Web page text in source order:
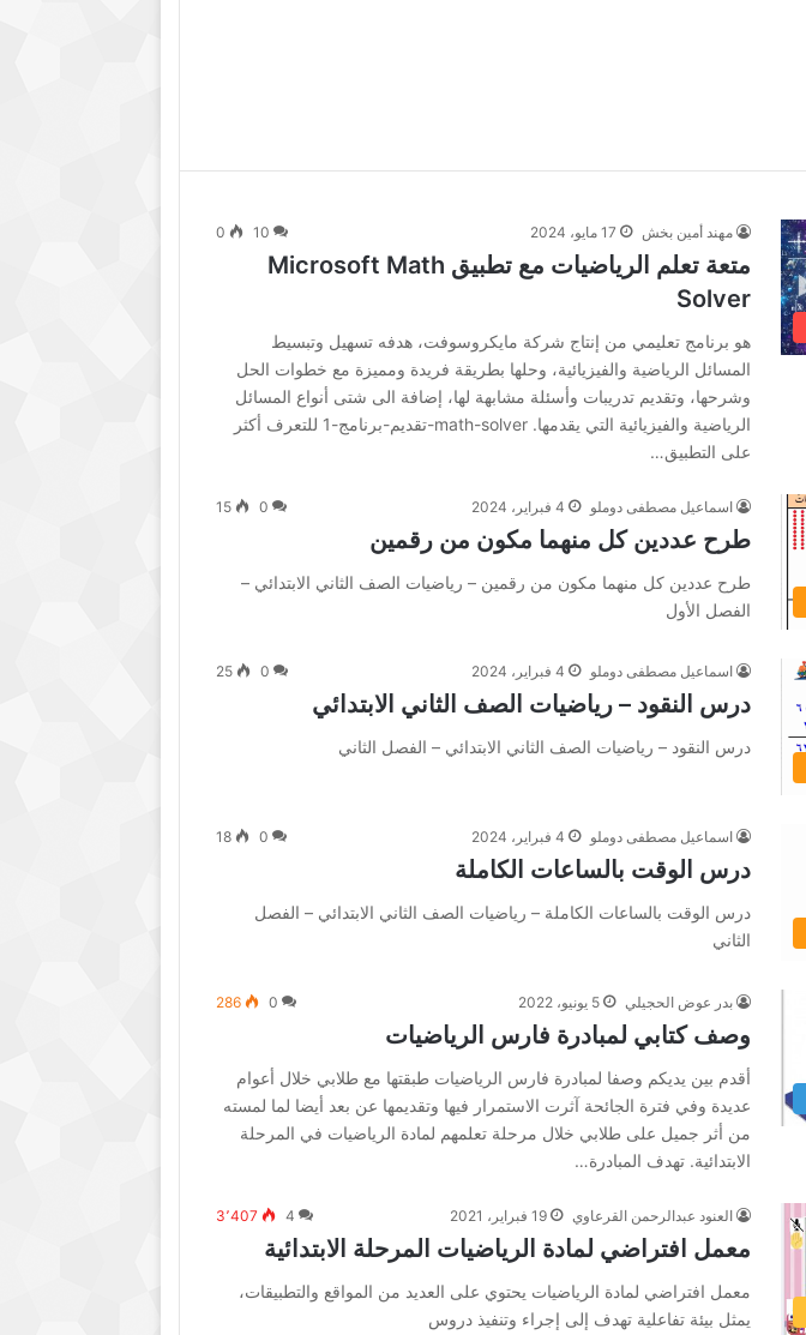
مهند أمين بخش 17 مايو، 2024 10
0
متعة تعلم الرياضيات مع تطبيق Microsoft Math
Solver
هو برنامج تعليمي من إنتاج شركة مايكروسوفت، هدفه تسهيل وتبسيط
المسائل الرياضية والفيزيائية، وحلها بطريقة فريدة ومميزة مع خطوات الحل
وشرحها، وتقديم تدريبات وأسئلة مشابهة لها، إضافة الى شتى أنواع المسائل
الرياضية والفيزيائية التي يقدمها. math-solver-تقديم-برنامج-1 للتعرف أكثر
على التطبيق…
اسماعيل مصطفى دوملو 4 فبراير، 2024 0
15
طرح عددين كل منهما مكون من رقمين
طرح عددين كل منهما مكون من رقمين – رياضيات الصف الثاني الابتدائي –
الفصل الأول
اسماعيل مصطفى دوملو 4 فبراير، 2024 0
25
درس النقود – رياضيات الصف الثاني الابتدائي
درس النقود – رياضيات الصف الثاني الابتدائي – الفصل الثاني
اسماعيل مصطفى دوملو 4 فبراير، 2024 0
18
درس الوقت بالساعات الكاملة
درس الوقت بالساعات الكاملة – رياضيات الصف الثاني الابتدائي – الفصل
الثاني
بدر عوض الحجيلي 5 يونيو، 2022 0
286
وصف كتابي لمبادرة فارس الرياضيات
أقدم بين يديكم وصفا لمبادرة فارس الرياضيات طبقتها مع طلابي خلال أعوام
عديدة وفي فترة الجائحة آثرت الاستمرار فيها وتقديمها عن بعد أيضا لما لمسته
من أثر جميل على طلابي خلال مرحلة تعلمهم لمادة الرياضيات في المرحلة
الابتدائية. تهدف المبادرة…
العنود عبدالرحمن القرعاوي 19 فبراير، 2021 4 3٬407
معمل افتراضي لمادة الرياضيات المرحلة الابتدائية
معمل افتراضي لمادة الرياضيات يحتوي على العديد من المواقع والتطبيقات،
يمثل بيئة تفاعلية تهدف إلى إجراء وتنفيذ دروس